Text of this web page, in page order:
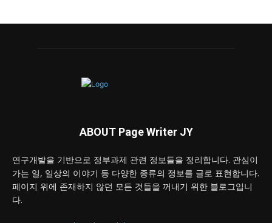
ABOUT Page Writer JY
연구개발을 기반으로 정부과제 관련 정보들을 정리합니다. 관심이
가는 일, 일상의 이야기 등 다양한 종류의 정보를 글로 표현합니다.
페이지 위에 존재하지 않던 모든 것들을 꺼내기 위한 블로그입니
다.